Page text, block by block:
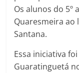
Os alunos do 5º
Quaresmeira ao
Santana.
Essa iniciativa
Guaratinguetá